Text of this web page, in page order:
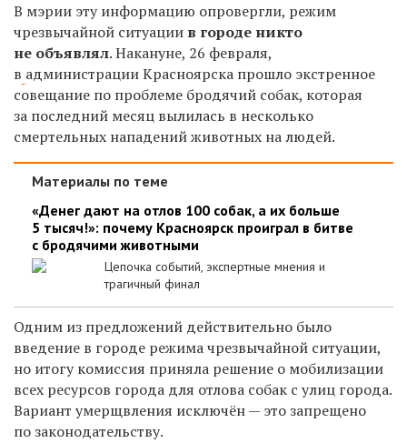
В мэрии эту информацию опровергли, режим
чрезвычайной ситуации в городе никто
не объявлял.Накануне, 26 февраля,
в администрацииКрасноярска прошло экстренное
совещание по проблеме бродячий собак, которая
за последний месяц вылилась в несколько
смертельных нападений животных на людей.
Материалы по теме
«Денег дают на отлов 100 собак, а их больше
5 тысяч!»: почему Красноярск проиграл в битве
с бродячими животными
Цепочка событий, экспертные мнения и
трагичный финал
Одним из предложений действительно было
введение в городе режима чрезвычайной ситуации,
но итогу комиссия приняла решение о мобилизации
всех ресурсов города для отлова собак с улиц города.
Вариант умерщвления исключён — это запрещено
по законодательству.